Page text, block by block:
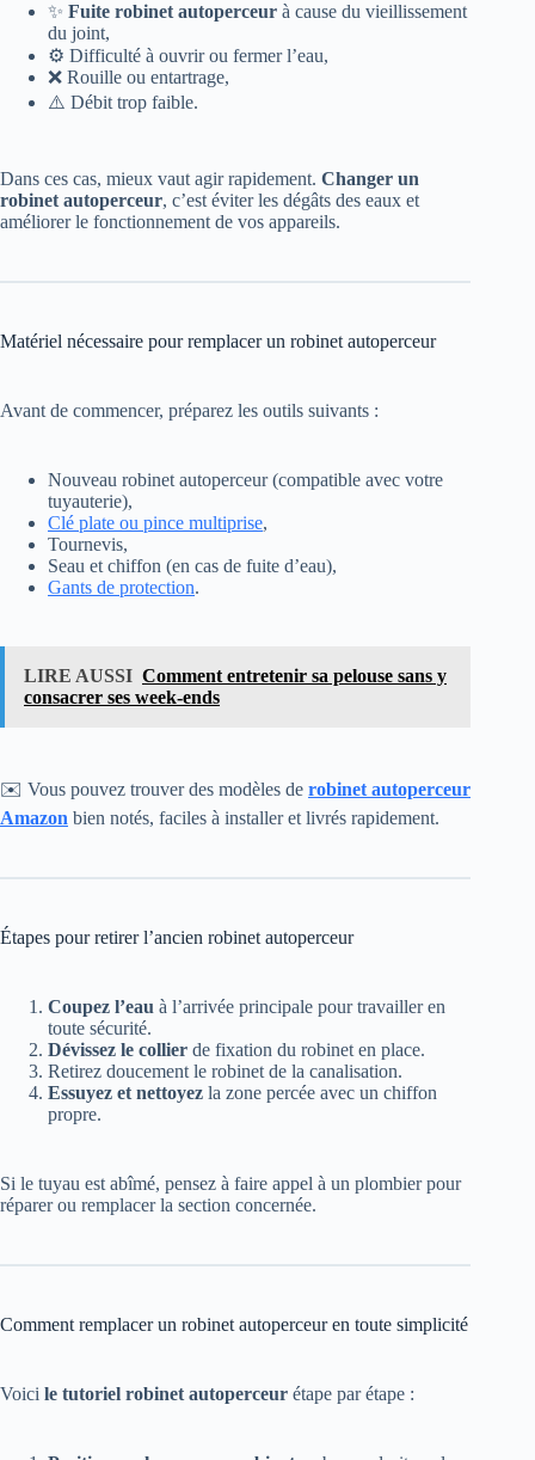
✨ Fuite robinet autoperceur à cause du vieillissement
du joint,
⚙️ Difficulté à ouvrir ou fermer l’eau,
❌ Rouille ou entartrage,
⚠️ Débit trop faible.
Dans ces cas, mieux vaut agir rapidement. Changer un
robinet autoperceur, c’est éviter les dégâts des eaux et
améliorer le fonctionnement de vos appareils.
Matériel nécessaire pour remplacer un robinet autoperceur
Avant de commencer, préparez les outils suivants :
Nouveau robinet autoperceur (compatible avec votre
tuyauterie),
Clé plate ou pince multiprise,
Tournevis,
Seau et chiffon (en cas de fuite d’eau),
Gants de protection.
LIRE AUSSI Comment entretenir sa pelouse sans y
consacrer ses week-ends
✉️ Vous pouvez trouver des modèles de robinet autoperceur
Amazon bien notés, faciles à installer et livrés rapidement.
Étapes pour retirer l’ancien robinet autoperceur
Coupez l’eau à l’arrivée principale pour travailler en
toute sécurité.
Dévissez le collier de fixation du robinet en place.
Retirez doucement le robinet de la canalisation.
Essuyez et nettoyez la zone percée avec un chiffon
propre.
Si le tuyau est abîmé, pensez à faire appel à un plombier pour
réparer ou remplacer la section concernée.
Comment remplacer un robinet autoperceur en toute simplicité
Voici le tutoriel robinet autoperceur étape par étape :